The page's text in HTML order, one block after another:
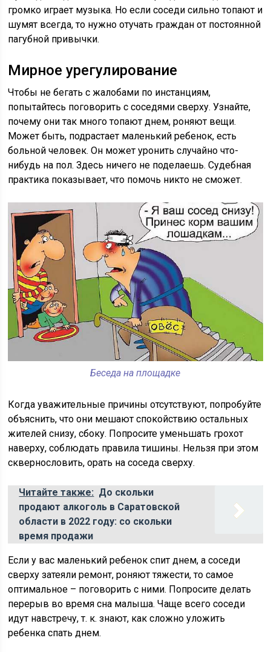
громко играет музыка. Но если соседи сильно топают и
шумят всегда, то нужно отучать граждан от постоянной
пагубной привычки.
Мирное урегулирование
Чтобы не бегать с жалобами по инстанциям,
попытайтесь поговорить с соседями сверху. Узнайте,
почему они так много топают днем, роняют вещи.
Может быть, подрастает маленький ребенок, есть
больной человек. Он может уронить случайно что-
нибудь на пол. Здесь ничего не поделаешь. Судебная
практика показывает, что помочь никто не сможет.
Беседа на площадке
Когда уважительные причины отсутствуют, попробуйте
объяснить, что они мешают спокойствию остальных
жителей снизу, сбоку. Попросите уменьшать грохот
наверху, соблюдать правила тишины. Нельзя при этом
сквернословить, орать на соседа сверху.
Читайте также: До скольки
продают алкоголь в Саратовской
области в 2022 году: со скольки
время продажи
Если у вас маленький ребенок спит днем, а соседи
сверху затеяли ремонт, роняют тяжести, то самое
оптимальное – поговорить с ними. Попросите делать
перерыв во время сна малыша. Чаще всего соседи
идут навстречу, т. к. знают, как сложно уложить
ребенка спать днем.